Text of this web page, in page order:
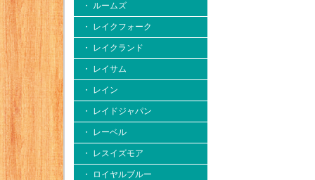
・ ルームズ
・ レイクフォーク
・ レイクランド
・ レイサム
・ レイン
・ レイドジャパン
・ レーベル
・ レスイズモア
・ ロイヤルブルー